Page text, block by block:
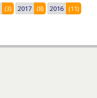
(3) 2017 (8) 2016 (11)